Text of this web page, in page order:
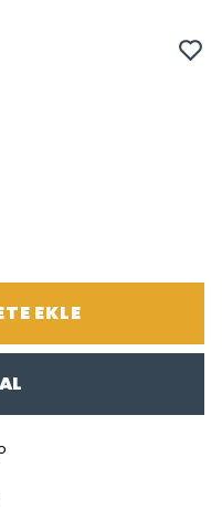
EKLE